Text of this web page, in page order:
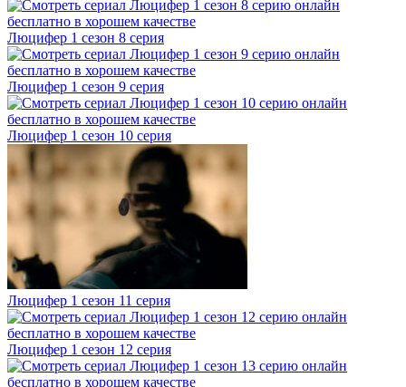
Люцифер 1 cезон 8 cерия
Люцифер 1 cезон 9 cерия
Люцифер 1 cезон 10 cерия
Люцифер 1 cезон 11 cерия
Люцифер 1 cезон 12 cерия